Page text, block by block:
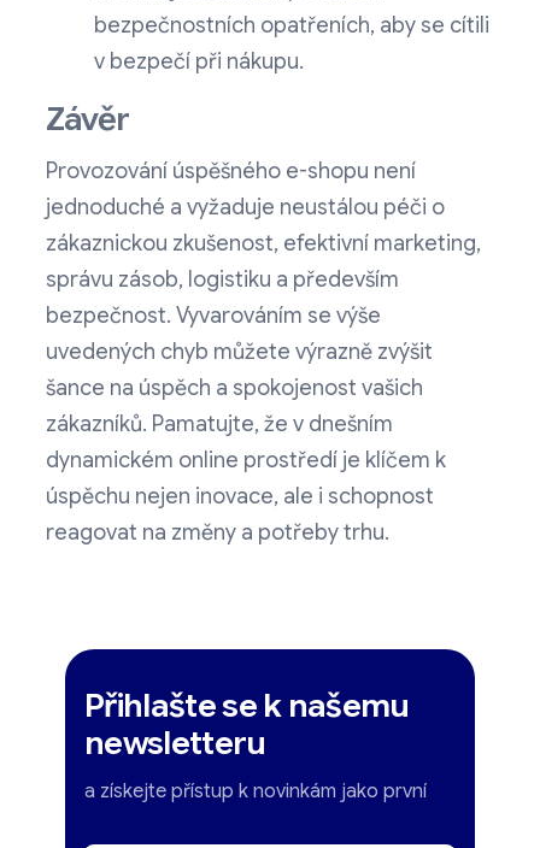
bezpečnostních opatřeních, aby se cítili
v bezpečí při nákupu.
Závěr
Provozování úspěšného e-shopu není
jednoduché a vyžaduje neustálou péči o
zákaznickou zkušenost, efektivní marketing,
správu zásob, logistiku a především
bezpečnost. Vyvarováním se výše
uvedených chyb můžete výrazně zvýšit
šance na úspěch a spokojenost vašich
zákazníků. Pamatujte, že v dnešním
dynamickém online prostředí je klíčem k
úspěchu nejen inovace, ale i schopnost
reagovat na změny a potřeby trhu.
Přihlašte se k našemu
newsletteru
a získejte přístup k novinkám jako první